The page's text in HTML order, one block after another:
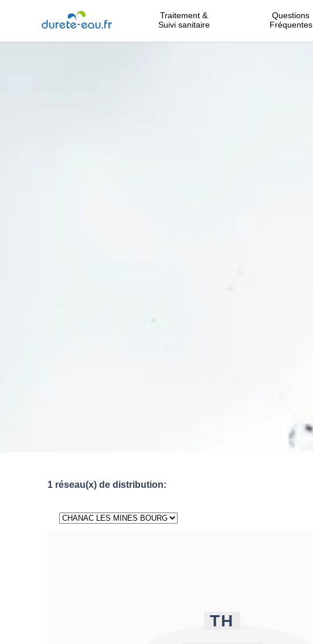
Traitement &
Suivi sanitaire
Questions
Fréquentes
1 réseau(x) de distribution:
TH